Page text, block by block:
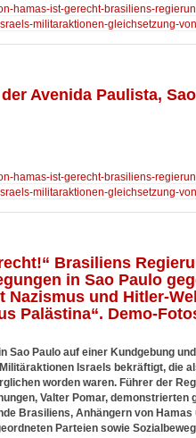
hamas-ist-gerecht-brasiliens-
militaraktionen-gleichsetzung-
Avenida Paulista,
hamas-ist-gerecht-brasiliens-
militaraktionen-gleichsetzung-
Brasiliens
in Sao Paulo
und Hitler-
Palästina“. Demo-
Paulo auf einer Kundgebung
Israels bekräftigt, die
worden waren. Führer der
Valter Pomar, demonstrierten
Brasiliens, Anhängern von Hamas
Parteien sowie